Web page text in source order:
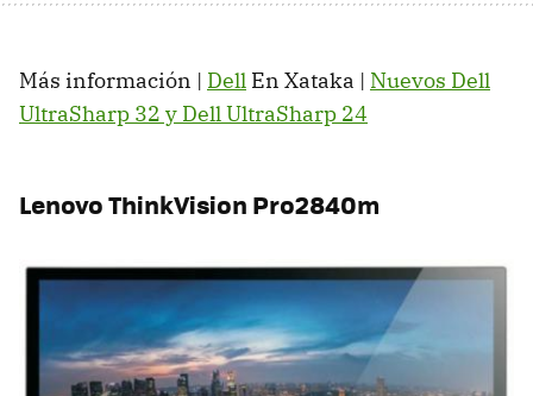
Más información | Dell En Xataka | Nuevos Dell
UltraSharp 32 y Dell UltraSharp 24
Lenovo ThinkVision Pro2840m